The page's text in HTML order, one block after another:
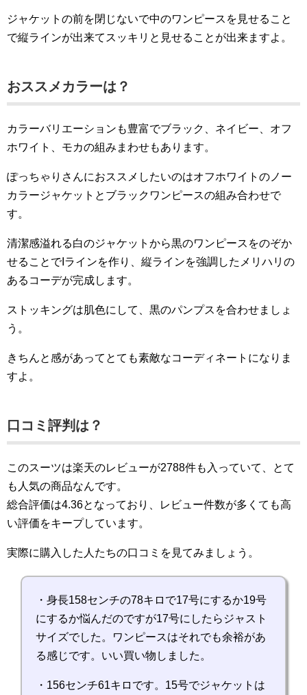
ジャケットの前を閉じないで中のワンピースを見せること
で縦ラインが出来てスッキリと見せることが出来ますよ。
おススメカラーは？
カラーバリエーションも豊富でブラック、ネイビー、オフ
ホワイト、モカの組みまわせもあります。
ぽっちゃりさんにおススメしたいのはオフホワイトのノー
カラージャケットとブラックワンピースの組み合わせで
す。
清潔感溢れる白のジャケットから黒のワンピースをのぞか
せることでIラインを作り、縦ラインを強調したメリハリの
あるコーデが完成します。
ストッキングは肌色にして、黒のパンプスを合わせましょ
う。
きちんと感があってとても素敵なコーディネートになりま
すよ。
口コミ評判は？
このスーツは楽天のレビューが2788件も入っていて、とて
も人気の商品なんです。
総合評価は4.36となっており、レビュー件数が多くても高
い評価をキープしています。
実際に購入した人たちの口コミを見てみましょう。
・身長158センチの78キロで17号にするか19号
にするか悩んだのですが17号にしたらジャスト
サイズでした。ワンピースはそれでも余裕があ
る感じです。いい買い物しました。
・156センチ61キロです。15号でジャケットは